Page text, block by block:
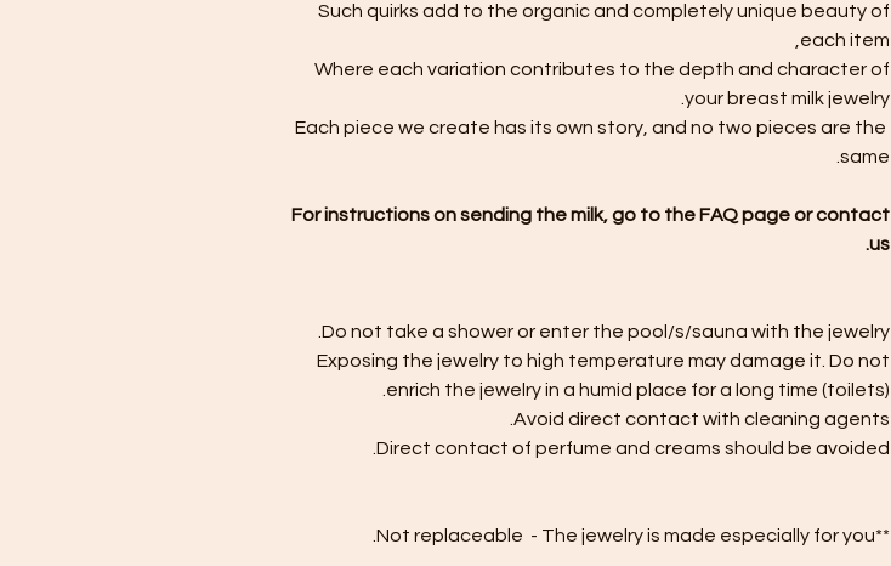
Such quirks add to the organic and completely unique beauty of
each item,
Where each variation contributes to the depth and character of
your breast milk jewelry.
Each piece we create has its own story, and no two pieces are the
same.
For instructions on sending the milk, go to the FAQ page or contact
us.
Do not take a shower or enter the pool/s/sauna with the jewelry.
Exposing the jewelry to high temperature may damage it. Do not
enrich the jewelry in a humid place for a long time (toilets).
Avoid direct contact with cleaning agents.
Direct contact of perfume and creams should be avoided.
**Not replaceable - The jewelry is made especially for you.